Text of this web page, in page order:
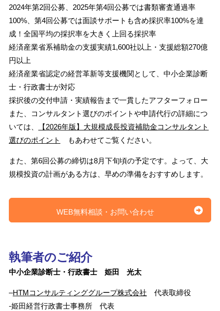
2024年第2回公募、2025年第4回公募では書類審査通過率
100%、第4回公募では面談サポートも含め採択率100%を達
成！全国平均の採択率を大きく上回る採択率
経済産業省系補助金の支援実績1,600社以上・支援総額270億
円以上
経済産業省認定の経営革新等支援機関として、中小企業診断
士・行政書士が対応
採択後の交付申請・実績報告まで一貫したアフターフォロー
また、コンサルタント選びのポイントや申請代行の詳細につ
いては、
【2026年版】大規模成長投資補助金コンサルタント
選びのポイント
もあわせてご覧ください。
また、第6回公募の締切は8月下旬頃の予定です。よって、大
規模投資の計画がある方は、早めの準備をおすすめします。
WEB無料相談・お問い合わせ
執筆者のご紹介
中小企業診断士・行政書士 姫田 光太
–HTMコンサルティンググループ株式会社 代表取締役
-姫田経営行政書士事務所 代表